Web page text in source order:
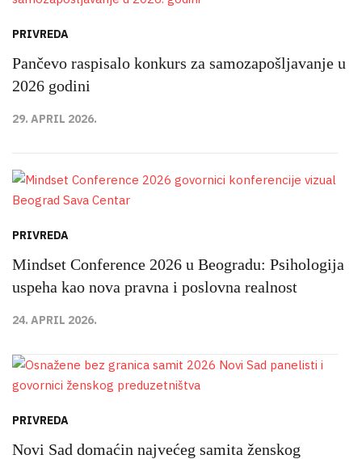
PRIVREDA
Pančevo raspisalo konkurs za samozapošljavanje u
2026 godini
29. APRIL 2026.
PRIVREDA
Mindset Conference 2026 u Beogradu: Psihologija
uspeha kao nova pravna i poslovna realnost
24. APRIL 2026.
PRIVREDA
Novi Sad domaćin najvećeg samita ženskog